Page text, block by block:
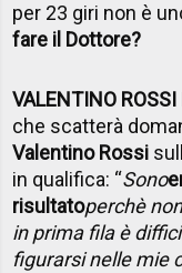
per 23 giri non è
fare il Dottore?
VALENTINO ROSSI
che scatterà
Valentino Rossi
in qualifica: “Sono
risultatoperchè
in prima fila è
figurarsi nelle mie